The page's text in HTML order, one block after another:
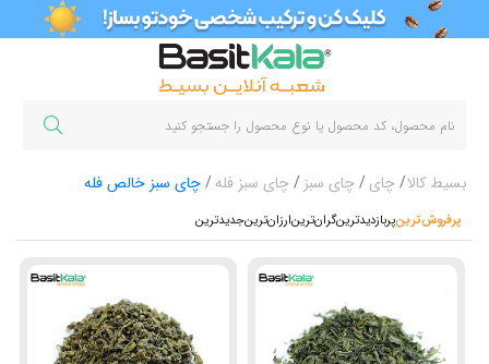
بسیط کالا چای چای سبز چای سبز فله چای سبز خالص فله
پرفروش‌ترین‌پربازدیدترینگران‌ترینارزان‌ترینجدیدترین